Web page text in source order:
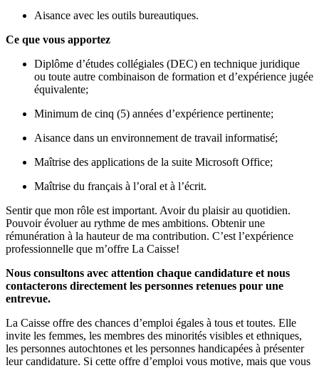
Aisance avec les outils bureautiques.
Ce que vous apportez
Diplôme d’études collégiales (DEC) en technique juridique
ou toute autre combinaison de formation et d’expérience jugée
équivalente;
Minimum de cinq (5) années d’expérience pertinente;
Aisance dans un environnement de travail informatisé;
Maîtrise des applications de la suite Microsoft Office;
Maîtrise du français à l’oral et à l’écrit.
Sentir que mon rôle est important. Avoir du plaisir au quotidien.
Pouvoir évoluer au rythme de mes ambitions. Obtenir une
rémunération à la hauteur de ma contribution. C’est l’expérience
professionnelle que m’offre La Caisse!
Nous consultons avec attention chaque candidature et nous
contacterons directement les personnes retenues pour une
entrevue.
La Caisse offre des chances d’emploi égales à tous et toutes. Elle
invite les femmes, les membres des minorités visibles et ethniques,
les personnes autochtones et les personnes handicapées à présenter
leur candidature. Si cette offre d’emploi vous motive, mais que vous